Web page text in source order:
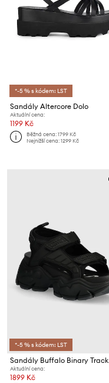
*-5 % s kódem: LST
Sandály Altercore Dolo
Aktuální cena:
1199 Kč
Běžná cena:1799 Kč
Nejnižší cena:1299 Kč
*-5 % s kódem: LST
Sandály Buffalo Binary Track
Aktuální cena:
1899 Kč